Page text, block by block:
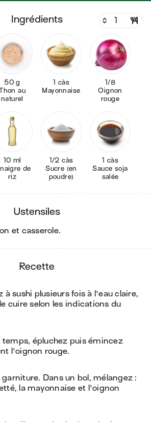
ingrédients
50 g
au
naturel
1 càs
Mayonnaise
1/8
Oignon
rouge
10 ml
riz
1/2 càs
Sucre (en
poudre)
1 càs
Sauce soja
salée
ustensiles
et casserole.
recette
à sushi plusieurs fois à l'eau claire,
cuire selon les indications du
temps, épluchez puis émincez
l'oignon rouge.
garniture. Dans un bol, mélangez :
la mayonnaise et l'oignon